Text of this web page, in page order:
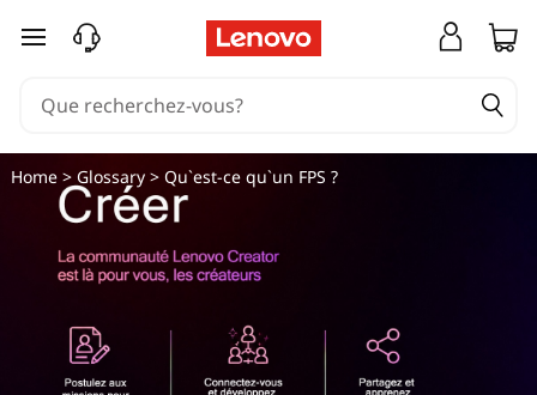
passer au contenu principal
Home> Glossary> Qu`est-ce qu`un FPS ?